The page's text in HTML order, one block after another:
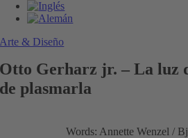
Arte & Diseño
Otto Gerharz jr. – La luz
de plasmarla
Words: Annette Wenzel /